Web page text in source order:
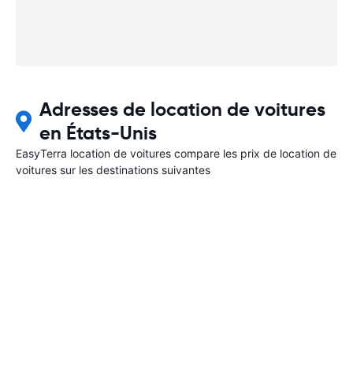
Adresses de location de voitures
en États-Unis
EasyTerra location de voitures compare les prix de location de
voitures sur les destinations suivantes